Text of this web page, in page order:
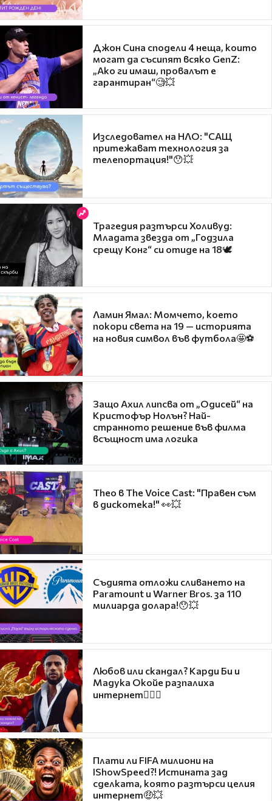
Джон Сина сподели 4 неща, които
могат да съсипят всяко GenZ:
„Ако ги имаш, провалът е
гарантиран“🧐💥
Изследовател на НЛО: "САЩ
притежават технология за
телепортация!"😯💥
Трагедия разтърси Холивуд:
Младата звезда от „Годзила
срещу Конг“ си отиде на 18🕊️
Ламин Ямал: Момчето, което
покори света на 19 — историята
на новия символ във футбола🤩⚽
Защо Ахил липсва от „Одисей“ на
Кристофър Нолън? Най-
странното решение във филма
всъщност има логика
Theo в The Voice Cast: "Правен съм
в дискотека!" 👀💥
Съдията отложи сливането на
Paramount и Warner Bros. за 110
милиарда долара!😯💥
Любов или скандал? Карди Би и
Мадука Окойе разпалиха
интернет❤️‍🔥🔥
Плати ли FIFA милиони на
IShowSpeed?! Истината зад
сделката, която разтърси целия
интернет🤑💥